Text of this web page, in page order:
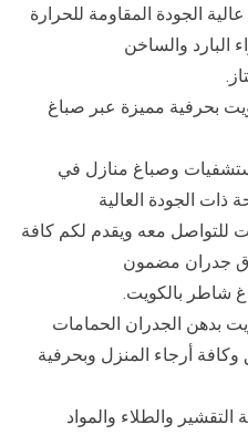
الجودة المقاومة للحرارة
البارد والساخن
بحرفية مميزة عبر صباغ
وصباغ منازل في
ذات الجودة العالية
للتواصل معه ويقدم لكم كافة
جدران مضمون
شاطر بالكويت.
بدهن الجدران الحمامات
أرجاء المنزل وبحرفية
والطلاء والمواد